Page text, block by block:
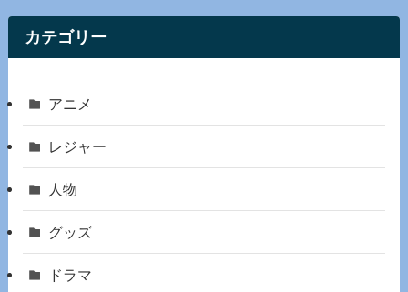
カテゴリー
アニメ
レジャー
人物
グッズ
ドラマ